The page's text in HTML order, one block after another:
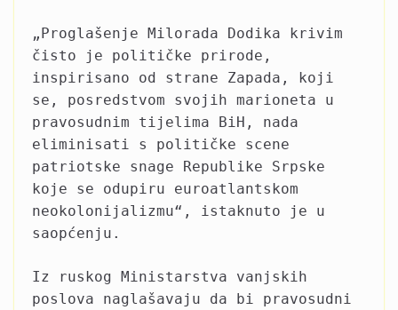
„Proglašenje Milorada Dodika krivim
čisto je političke prirode,
inspirisano od strane Zapada, koji
se, posredstvom svojih marioneta u
pravosudnim tijelima BiH, nada
eliminisati s političke scene
patriotske snage Republike Srpske
koje se odupiru euroatlantskom
neokolonijalizmu“, istaknuto je u
saopćenju.
Iz ruskog Ministarstva vanjskih
poslova naglašavaju da bi pravosudni